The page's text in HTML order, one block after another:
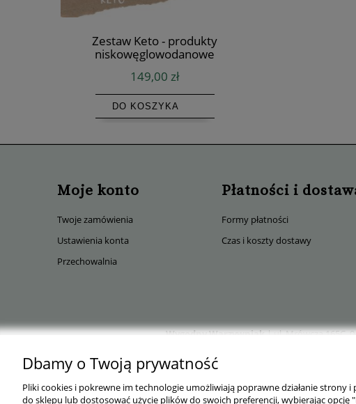
Zestaw Keto - produkty
niskowęglowodanowe
149,00 zł
DO KOSZYKA
Moje konto
Twoje zamówienia
Ustawienia konta
Przechowalnia
Płatności i
Formy płatności
Czas i koszty dostawy
Wygodny Warzywniak| ul. Mrówcza 165C,
Dbamy o Twoją prywatność
Pliki cookies i pokrewne im technologie umożliwiają poprawne działanie
do sklepu lub dostosować użycie plików do swoich preferencji, wybierając opcję